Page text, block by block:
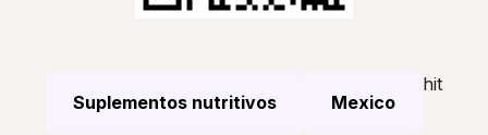
Suplementos nutritivos Mexico
hit